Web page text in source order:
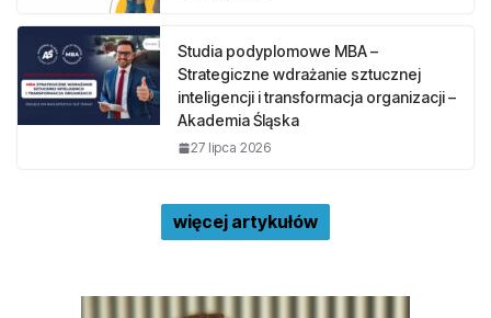
Studia podyplomowe MBA –
Strategiczne wdrażanie sztucznej
inteligencji i transformacja organizacji –
Akademia Śląska
27 lipca 2026
więcej artykułów